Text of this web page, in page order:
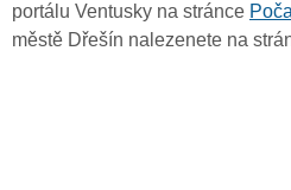
portálu Ventusky na stránce
městě Dřešín nalezenete na